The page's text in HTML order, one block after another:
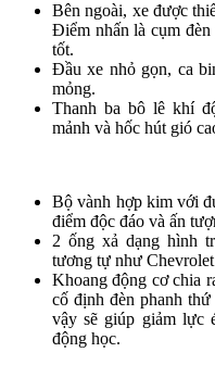
Bên ngoài, xe được
Điểm nhấn là cụm
tốt.
Đầu xe nhỏ gọn, ca
mỏng.
Thanh ba bô lê khí
mảnh và hốc hút gió
Bộ vành hợp kim với
điểm độc đáo và ấn
2 ống xả dạng hình
tương tự như
Khoang động cơ chia
cố định đèn phanh
vậy sẽ giúp giảm lực
động học.